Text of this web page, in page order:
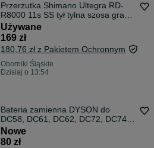
Przerzutka Shimano Ultegra RD-
R8000 11s SS tył tylna szosa gravel
2Używane
169 zł
180,76 zł z Pakietem Ochronnym
Oborniki Śląskie
Dzisiaj o 13:54
Bateria zamienna DYSON do
DC58, DC61, DC62, DC72, DC74,
SV03, SV04, SV05, SV06, SV07,
V6 Seria
Nowe
80 zł